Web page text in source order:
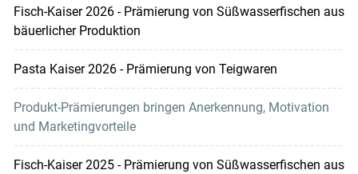
Fisch-Kaiser 2026 - Prämierung von Süßwasserfischen aus
bäuerlicher Produktion
Pasta Kaiser 2026 - Prämierung von Teigwaren
Produkt-Prämierungen bringen Anerkennung, Motivation
und Marketingvorteile
Fisch-Kaiser 2025 - Prämierung von Süßwasserfischen aus